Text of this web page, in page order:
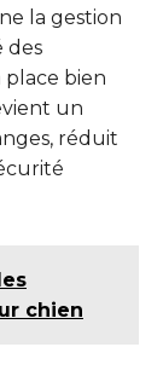
la gestion
des
place bien
un
réduit
chien